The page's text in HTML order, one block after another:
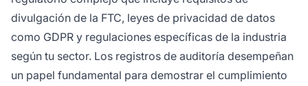
divulgación de la FTC, leyes de privacidad de datos
como GDPR y regulaciones específicas de la industria
según tu sector. Los registros de auditoría desempeñan
un papel fundamental para demostrar el cumplimiento